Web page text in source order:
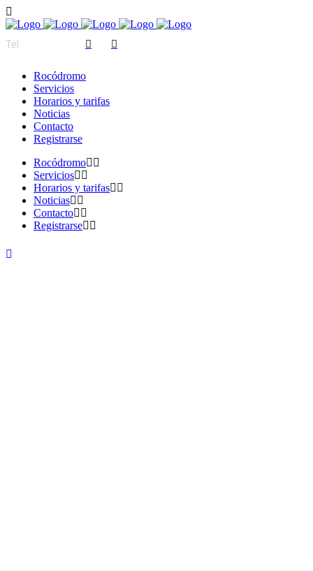
Tel:
Rocódromo
Servicios
Horarios y tarifas
Noticias
Contacto
Registrarse
Rocódromo
Servicios
Horarios y tarifas
Noticias
Contacto
Registrarse